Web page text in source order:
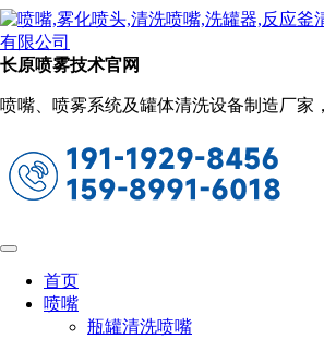
长原喷雾技术官网
喷嘴、喷雾系统及罐体清洗设备制造厂家
首页
喷嘴
瓶罐清洗喷嘴
新闻动态
当前位置：
水泥厂脱硝喷枪的原理及
2023-11-23 09:56:29 阅读量：892
在水泥生产过程中，减少氮氧化物（
要的环保目标。为了实现这一目标，水
水泥厂环保生产中的应用。